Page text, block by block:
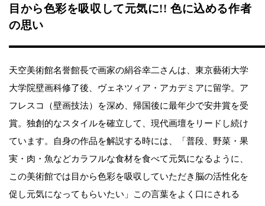
目から色彩を吸収して元気に!! 色に込める作者
の思い
天空美術館名誉館長で画家の絹谷幸二さんは、東京藝術大学
大学院壁画科修了後、ヴェネツィア・アカデミアに留学。ア
フレスコ（壁画技法）を深め、帰国後に最年少で安井賞を受
賞。独創的なスタイルを確立して、現代画壇をリードし続け
ています。自身の作品を解説する時には、「普段、野菜・果
実・肉・魚などカラフルな食材を食べて元気になるように、
この美術館では目から色彩を吸収していただき脳の活性化を
促し元気になってもらいたい」この言葉をよく口にされる